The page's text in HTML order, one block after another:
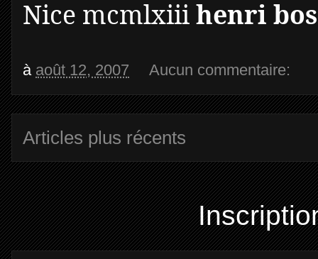
Nice mcmlxiiihenri
à août 12, 2007 Aucun commentaire:
Articles plus récents